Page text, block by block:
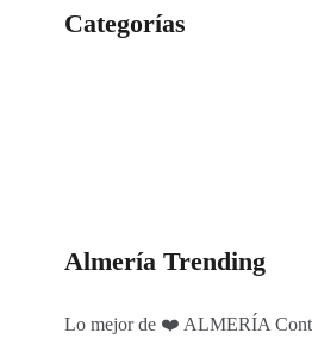
Categorías
Almería Trending
Lo mejor de ❤️ ALMERÍA